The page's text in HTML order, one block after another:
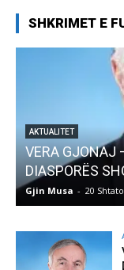
SHKRIMET E
AKTUALITET
VERA GJONAJ
DIASPORËS
Gjin Musa - 20